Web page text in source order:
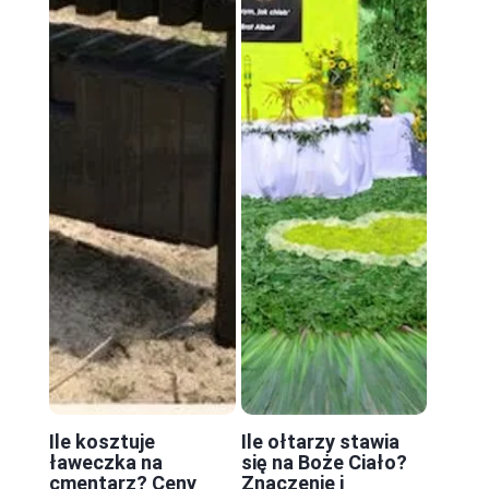
Ile kosztuje
ławeczka na
cmentarz? Ceny
Ile ołtarzy stawia
się na Boże Ciało?
Znaczenie i